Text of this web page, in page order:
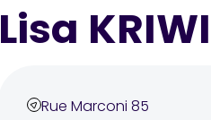
Lisa
Rue Marconi 85